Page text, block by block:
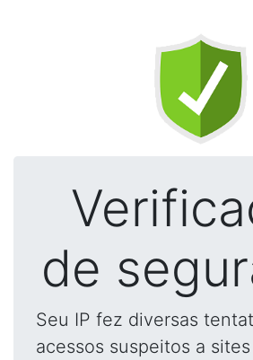
de
Seu IP fez diversas
acessos suspeitos a